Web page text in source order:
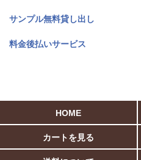
サンプル無料貸し出し
料金後払いサービス
HOME
カートを見る